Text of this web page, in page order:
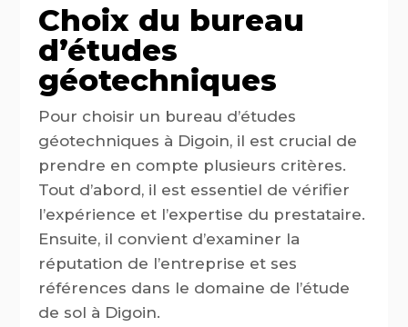
Choix du bureau
d’études
géotechniques
Pour choisir un bureau d’études
géotechniques à Digoin, il est crucial de
prendre en compte plusieurs critères.
Tout d’abord, il est essentiel de vérifier
l’expérience et l’expertise du prestataire.
Ensuite, il convient d’examiner la
réputation de l’entreprise et ses
références dans le domaine de l’étude
de sol à Digoin.